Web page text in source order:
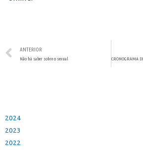
ANTERIOR
Não há saber sobre o sexual
2024
2023
2022